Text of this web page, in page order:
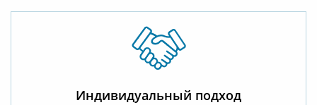
Индивидуальный подход